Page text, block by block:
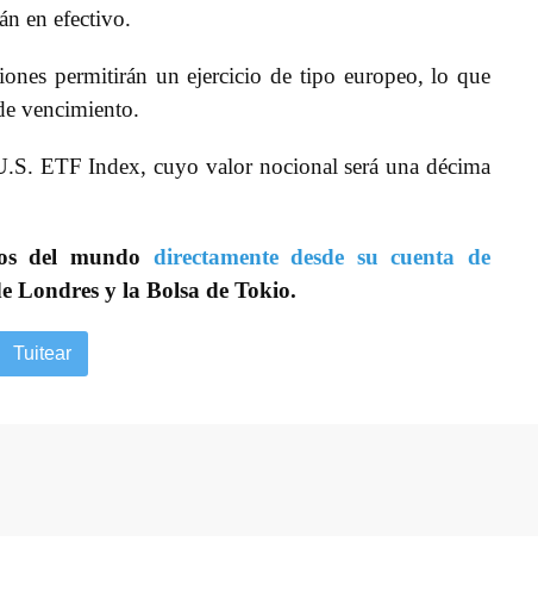
en efectivo.
permitirán un ejercicio de tipo europeo, lo que
vencimiento.
ETF Index, cuyo valor nocional será una décima
del mundo directamente desde su cuenta de
Londres y la Bolsa de Tokio.
Tuitear